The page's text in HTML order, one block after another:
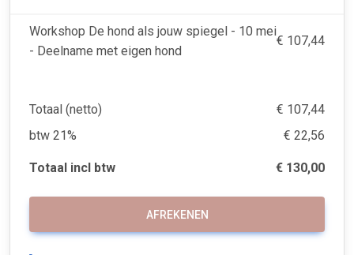
Workshop De hond als jouw spiegel - 10 mei
- Deelname met eigen hond
€ 107,44
Totaal (netto)
€ 107,44
btw 21%
€ 22,56
Totaal incl btw € 130,00
AFREKENEN